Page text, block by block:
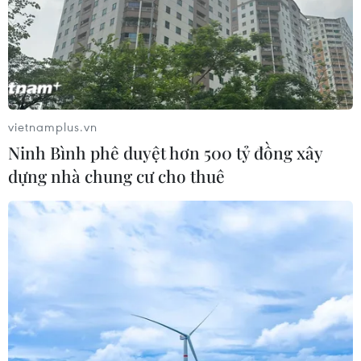
04/08/2026 22:42
Iran-Oman đàm phán thiết lập tuyến
hàng hải mới qua eo biển Hormuz
04/08/2026 22:42
Cố vấn quân sự Iran tiết lộ
sốc, tuyên bố hàng trăm binh sĩ Mỹ
đã thiệt mạng
Liban và Israel nối lại đàm phán trực
tiếp về giải giáp Hezbollah
vietnamplus.vn
Ninh Bình phê duyệt hơn 500 tỷ đồng xây
dựng nhà chung cư cho thuê